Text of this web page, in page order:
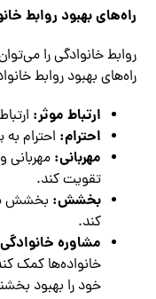
راه‌های بهبود روابط
روابط خانوادگی را
راه‌های بهبود روابط
ارتباط موثر:
احترام: احترام
مهربانی: مهربانی
تقویت کند.
بخشش: بخشش
کند.
مشاوره
خانواده‌ها کمک
خود را بهبود